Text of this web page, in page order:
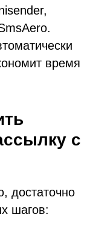
время
с
достаточно
шагов: